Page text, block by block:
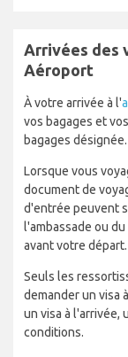
Arrivées des
Aéroport
À votre arrivée à l'
vos bagages et
bagages désignée.
Lorsque vous
document de
d'entrée peuvent
l'ambassade ou
avant votre départ.
Seuls les
demander un visa
un visa à l'arrivée,
conditions.